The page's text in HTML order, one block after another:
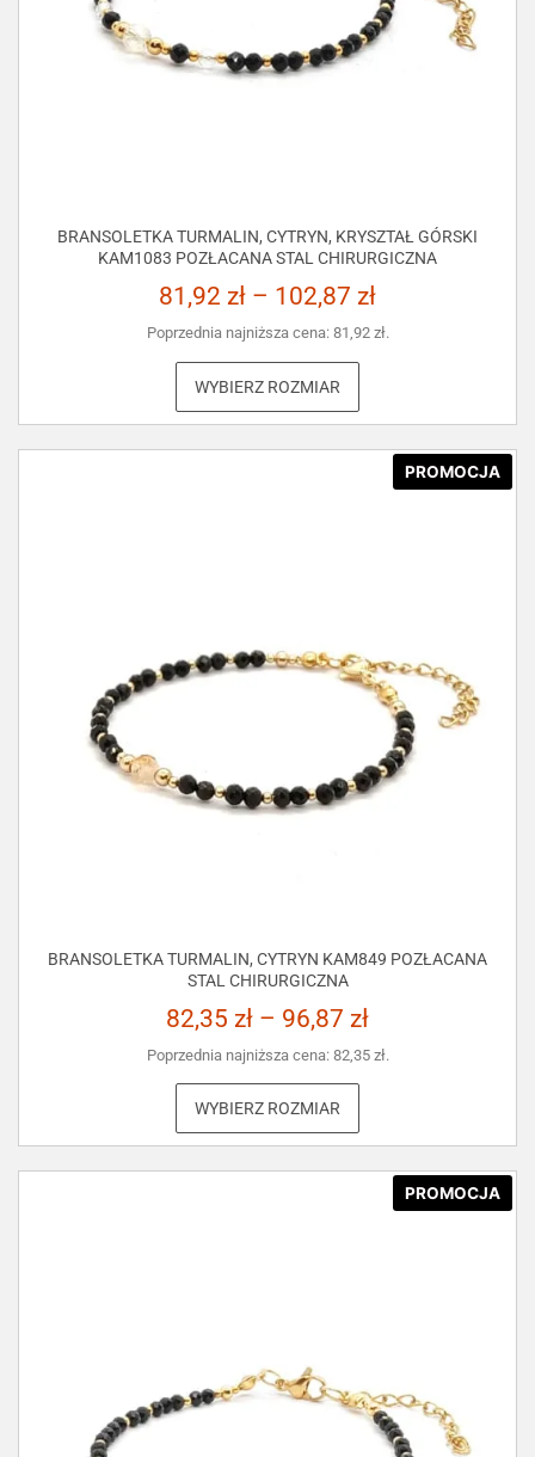
BRANSOLETKA TURMALIN, CYTRYN, KRYSZTAŁ GÓRSKI
KAM1083 POZŁACANA STAL CHIRURGICZNA
81,92 zł – 102,87 zł
Poprzednia najniższa cena: 81,92 zł.
WYBIERZ ROZMIAR
PROMOCJA
BRANSOLETKA TURMALIN, CYTRYN KAM849 POZŁACANA
STAL CHIRURGICZNA
82,35 zł – 96,87 zł
Poprzednia najniższa cena: 82,35 zł.
WYBIERZ ROZMIAR
PROMOCJA